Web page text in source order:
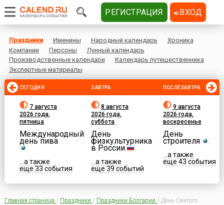
Праздники Именины Народный календарь
Хроника
Компании
Персоны
Лунный календарь
Производственные календари
Календарь путешественника
Экспертные материалы
СЕГОДНЯ
7 августа
2026 года,
пятница
Международный
день пива
...а также
еще 33 события
ЗАВТРА
8 августа
2026 года,
суббота
День
физкультурника
в России
...а также
еще 39 событий
ПОСЛЕЗАВТРА
9 августа
2026 года,
воскресенье
День
строителя
...а также
еще 43 события
Главная страница / Праздники / Праздники Болгарии / День Святого
РЕГИСТРАЦИЯ ВХОД